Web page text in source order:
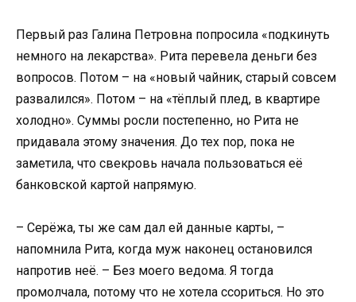
Первый раз Галина Петровна попросила «подкинуть
немного на лекарства». Рита перевела деньги без
вопросов. Потом – на «новый чайник, старый совсем
развалился». Потом – на «тёплый плед, в квартире
холодно». Суммы росли постепенно, но Рита не
придавала этому значения. До тех пор, пока не
заметила, что свекровь начала пользоваться её
банковской картой напрямую.
– Серёжа, ты же сам дал ей данные карты, –
напомнила Рита, когда муж наконец остановился
напротив неё. – Без моего ведома. Я тогда
промолчала, потому что не хотела ссориться. Но это